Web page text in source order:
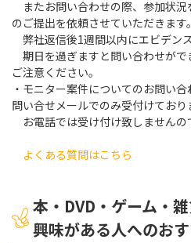
またお問い合わせの際、参加状
のご提出を依頼させていただきます。
弊社返信後1週間以内にエビデン
期日を過ぎますと問い合わせが
ご注意ください。
・モニター案件についてのお問い
問い合せメールでのみ受付けており
お電話では受け付け致しませんの
よくある質問はこちら
本・DVD・ゲーム・
興味がある人へのお